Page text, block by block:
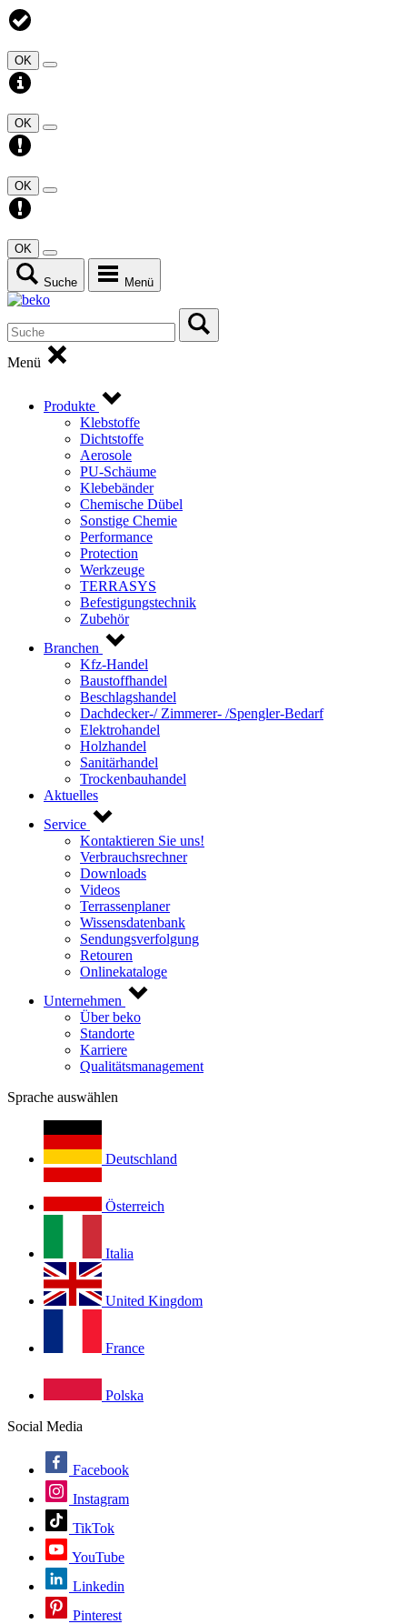
OK
OK
OK
OK
Suche Menü
Menü
Produkte
Klebstoffe
Dichtstoffe
Aerosole
PU-Schäume
Klebebänder
Chemische Dübel
Sonstige Chemie
Performance
Protection
Werkzeuge
TERRASYS
Befestigungstechnik
Zubehör
Branchen
Kfz-Handel
Baustoffhandel
Beschlagshandel
Dachdecker-/ Zimmerer- /Spengler-Bedarf
Elektrohandel
Holzhandel
Sanitärhandel
Trockenbauhandel
Aktuelles
Service
Kontaktieren Sie uns!
Verbrauchsrechner
Downloads
Videos
Terrassenplaner
Wissensdatenbank
Sendungsverfolgung
Retouren
Onlinekataloge
Unternehmen
Über beko
Standorte
Karriere
Qualitätsmanagement
Sprache auswählen
Deutschland
Österreich
Italia
United Kingdom
France
Polska
Social Media
Facebook
Instagram
TikTok
YouTube
Linkedin
Pinterest